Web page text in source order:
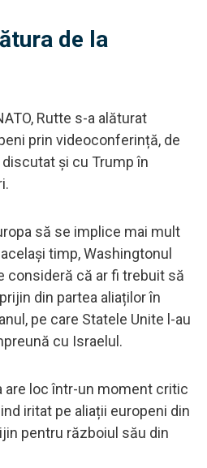
de la
Rutte s-a alăturat
prin videoconferință, de
și cu Trump în
să se implice mai mult
timp, Washingtonul
consideră că ar fi trebuit să
din partea aliaților în
pe care Statele Unite l-au
cu Israelul.
are loc într-un moment critic
iritat pe aliații europeni din
pentru războiul său din